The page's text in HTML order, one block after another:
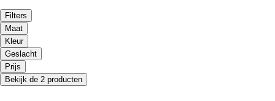
Filters
Maat
Kleur
Geslacht
Prijs
Bekijk de 2 producten